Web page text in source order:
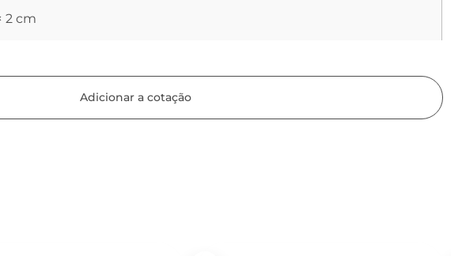
2 cm
Adicionar a cotação